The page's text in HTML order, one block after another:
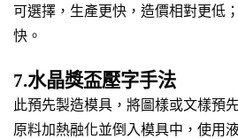
可選擇，生產更快，造價相對更低
快。
7.水晶獎盃壓字手法
此預先製造模具，將圖樣或文樣預
原料加熱融化並倒入模具中，使用